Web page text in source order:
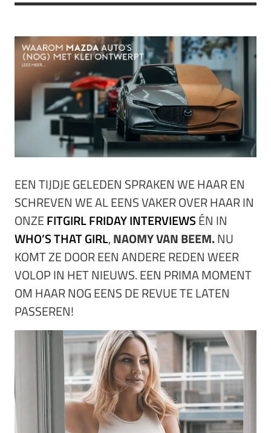
EEN TIJDJE GELEDEN SPRAKEN WE HAAR EN
SCHREVEN WE AL EENS VAKER OVER HAAR IN
ONZEFITGIRL FRIDAY INTERVIEWSÉN IN
WHO’S THAT GIRL,NAOMY VAN BEEM.NU
KOMT ZE DOOR EEN ANDERE REDEN WEER
VOLOP IN HET NIEUWS. EEN PRIMA MOMENT
OM HAAR NOG EENS DE REVUE TE LATEN
PASSEREN!